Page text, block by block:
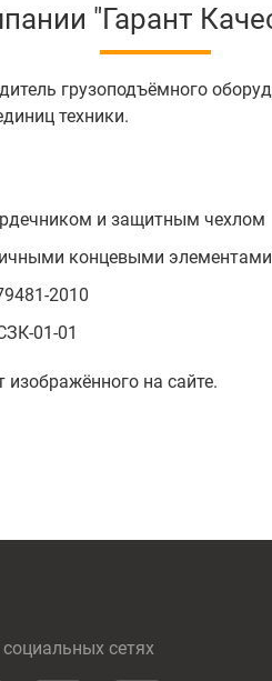
"Гарант
грузоподъёмного
техники.
и защитным чехлом
концевыми элементами
2010
01-01
на сайте.
сетях